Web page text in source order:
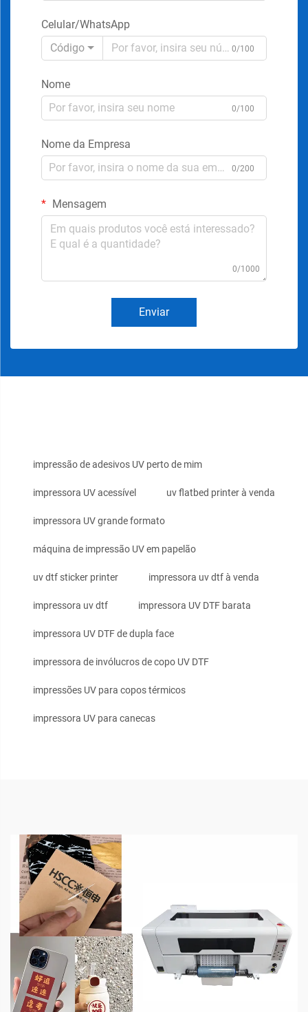
Celular/WhatsApp
Código
0/100
Nome
0/100
Nome da Empresa
0/200
Mensagem
0/1000
Enviar
impressão de adesivos UV perto de mim
impressora UV acessível uv flatbed printer à venda
impressora UV grande formato
máquina de impressão UV em papelão
uv dtf sticker printer impressora uv dtf à venda
impressora uv dtf impressora UV DTF barata
impressora UV DTF de dupla face
impressora de invólucros de copo UV DTF
impressões UV para copos térmicos
impressora UV para canecas